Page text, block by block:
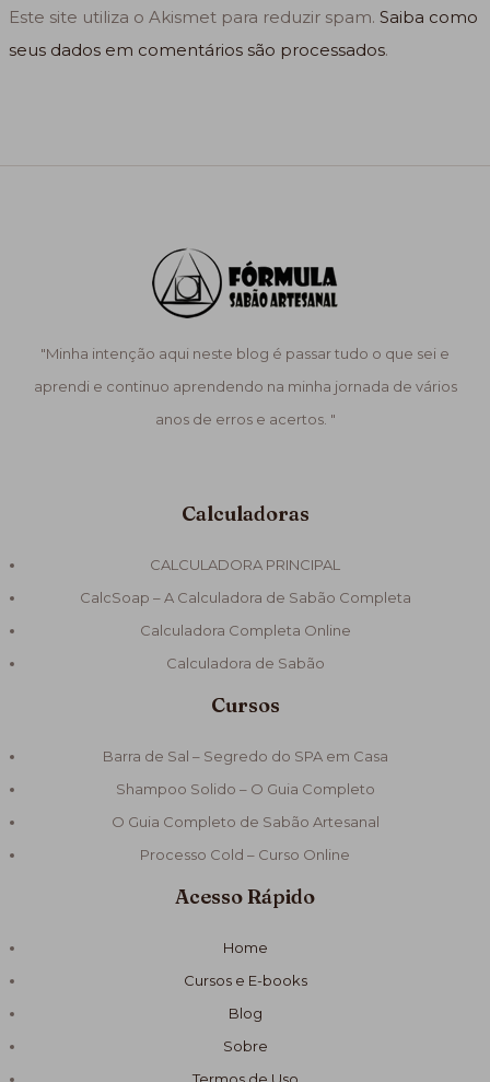
Este site utiliza o Akismet para reduzir spam.Saiba como
seus dados em comentários são processados.
"Minha intenção aqui neste blog é passar tudo o que sei e
aprendi e continuo aprendendo na minha jornada de vários
anos de erros e acertos. "
Calculadoras
CALCULADORA PRINCIPAL
CalcSoap – A Calculadora de Sabão Completa
Calculadora Completa Online
Calculadora de Sabão
Cursos
Barra de Sal – Segredo do SPA em Casa
Shampoo Solido – O Guia Completo
O Guia Completo de Sabão Artesanal
Processo Cold – Curso Online
Acesso Rápido
Home
Cursos e E-books
Blog
Sobre